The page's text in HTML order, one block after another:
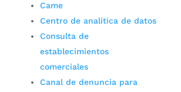
Came
Centro de analítica de datos
Consulta de
establecimientos
comerciales
Canal de denuncia para